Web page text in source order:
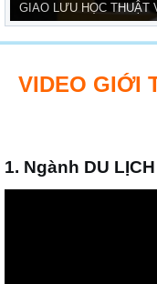
Giao Lưu, Học Tập Tại
VIDEO GIỚI
1. Ngành DU LỊCH